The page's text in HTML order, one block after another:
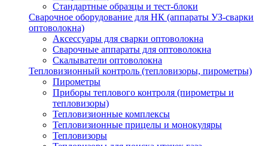
Стандартные образцы и тест-блоки
Сварочное оборудование для НК (аппараты УЗ-сварки
оптоволокна)
Аксессуары для сварки оптоволокна
Сварочные аппараты для оптоволокна
Скалыватели оптоволокна
Тепловизионный контроль (тепловизоры, пирометры)
Пирометры
Приборы теплового контроля (пирометры и
тепловизоры)
Тепловизионные комплексы
Тепловизионные прицелы и монокуляры
Тепловизоры